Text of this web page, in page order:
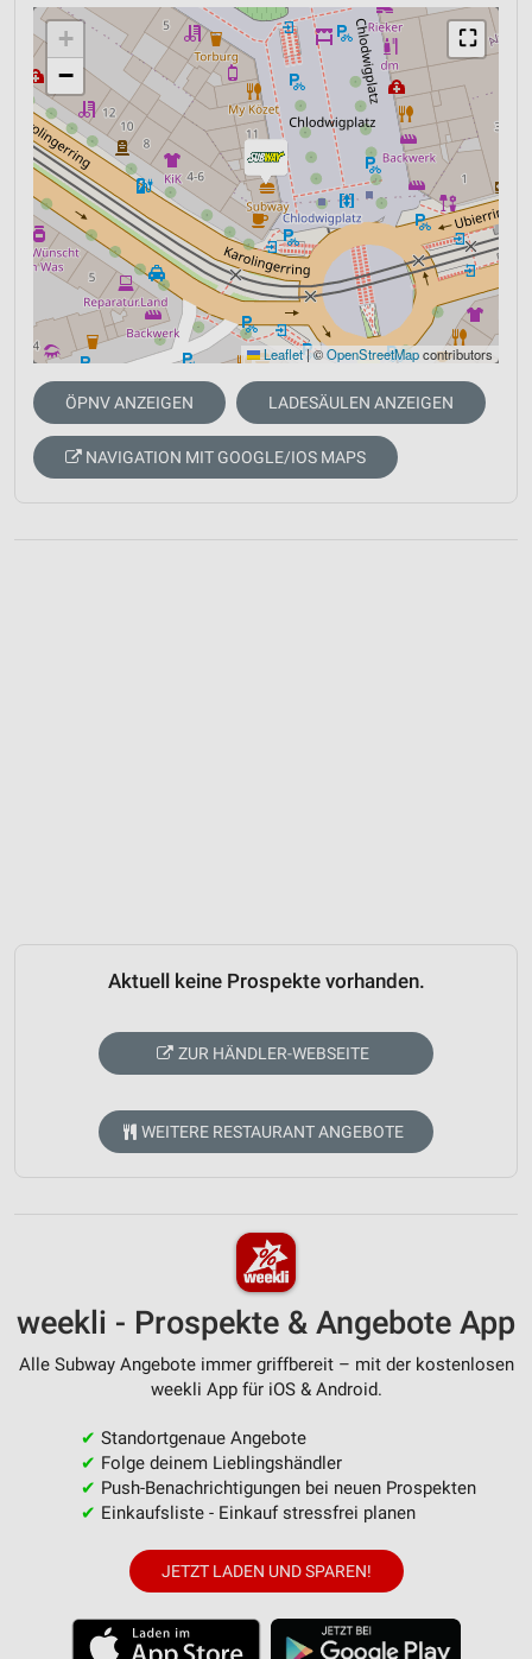
⛶
+
−
Leaflet|©OpenStreetMapcontributors
ÖPNV ANZEIGEN LADESÄULEN ANZEIGEN
NAVIGATION MIT GOOGLE/IOS MAPS
Aktuell keine Prospekte vorhanden.
ZUR HÄNDLER-WEBSEITE
WEITERE RESTAURANT ANGEBOTE
weekli - Prospekte & Angebote App
Alle Subway Angebote immer griffbereit – mit der kostenlosen
weekli App für iOS & Android.
✔ Standortgenaue Angebote
✔ Folge deinem Lieblingshändler
✔ Push-Benachrichtigungen bei neuen Prospekten
✔ Einkaufsliste - Einkauf stressfrei planen
JETZT LADEN UND SPAREN!